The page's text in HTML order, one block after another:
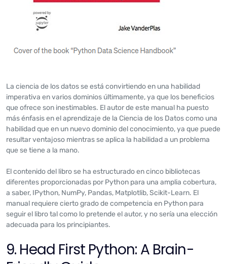
La ciencia de los datos se está convirtiendo en una habilidad
imperativa en varios dominios últimamente, ya que los beneficios
que ofrece son inestimables. El autor de este manual ha puesto
más énfasis en el aprendizaje de la Ciencia de los Datos como una
habilidad que en un nuevo dominio del conocimiento, ya que puede
resultar ventajoso mientras se aplica la habilidad a un problema
que se tiene a la mano.
El contenido del libro se ha estructurado en cinco bibliotecas
diferentes proporcionadas por Python para una amplia cobertura,
a saber, IPython, NumPy, Pandas, Matplotlib, Scikit-Learn. El
manual requiere cierto grado de competencia en Python para
seguir el libro tal como lo pretende el autor, y no sería una elección
adecuada para los principiantes.
9. Head First Python: A Brain-